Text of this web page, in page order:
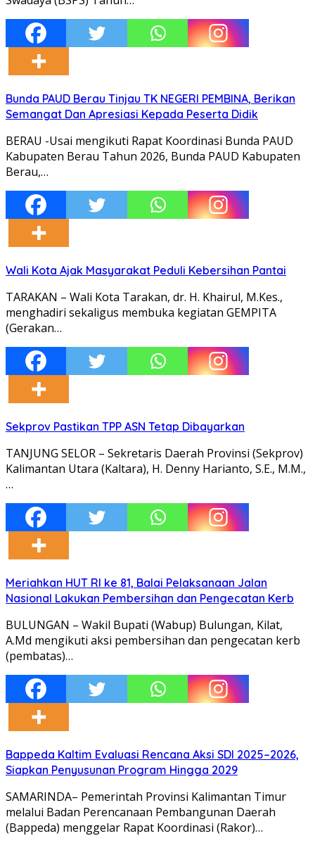
Bunda PAUD Berau Tinjau TK NEGERI PEMBINA, Berikan
Semangat Dan Apresiasi Kepada Peserta Didik
BERAU -Usai mengikuti Rapat Koordinasi Bunda PAUD
Kabupaten Berau Tahun 2026, Bunda PAUD Kabupaten
Berau,…
Wali Kota Ajak Masyarakat Peduli Kebersihan Pantai
TARAKAN – Wali Kota Tarakan, dr. H. Khairul, M.Kes.,
menghadiri sekaligus membuka kegiatan GEMPITA
(Gerakan…
Sekprov Pastikan TPP ASN Tetap Dibayarkan
TANJUNG SELOR – Sekretaris Daerah Provinsi (Sekprov)
Kalimantan Utara (Kaltara), H. Denny Harianto, S.E., M.M.,
…
Meriahkan HUT RI ke 81, Balai Pelaksanaan Jalan
Nasional Lakukan Pembersihan dan Pengecatan Kerb
BULUNGAN – Wakil Bupati (Wabup) Bulungan, Kilat,
A.Md mengikuti aksi pembersihan dan pengecatan kerb
(pembatas)…
Bappeda Kaltim Evaluasi Rencana Aksi SDI 2025–2026,
Siapkan Penyusunan Program Hingga 2029
SAMARINDA– Pemerintah Provinsi Kalimantan Timur
melalui Badan Perencanaan Pembangunan Daerah
(Bappeda) menggelar Rapat Koordinasi (Rakor)…